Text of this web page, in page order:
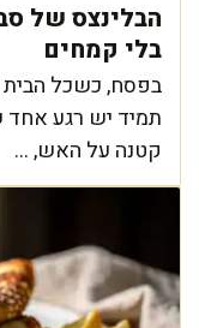
הבלינצס של
בלי קמחים
בפסח, כשכל
תמיד יש רגע אחד
קטנה על האש, ...